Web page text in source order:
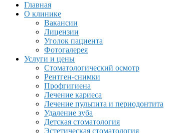
Главная
О клинике
Вакансии
Лицензии
Уголок пациента
Фотогалерея
Услуги и цены
Стоматологический осмотр
Рентген-снимки
Профгигиена
Лечение кариеса
Лечение пульпита и периодонтита
Удаление зуба
Детская стоматология
Эстетическая стоматология